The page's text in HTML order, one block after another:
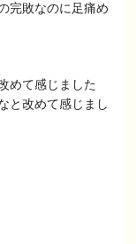
完敗なのに足痛め
めて感じました
と改めて感じまし